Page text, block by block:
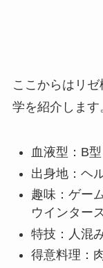
ここからはリ
学を紹介します
血液型：B型
出身地：ヘ
趣味：ゲー
ウインター
特技：人混
得意料理：